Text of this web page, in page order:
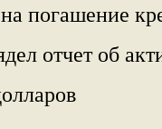
погашение
отчет об